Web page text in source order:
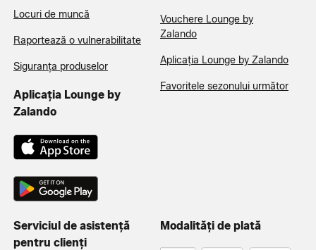
Locuri de muncă
Raportează o vulnerabilitate
Siguranța produselor
Aplicația Lounge by
Zalando
Vouchere Lounge by
Zalando
Aplicația Lounge by Zalando
Favoritele sezonului următor
Serviciul de asistență
pentru clienți
Modalități de plată